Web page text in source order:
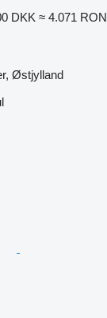
DKK ≈ 4.071 RON
Østjylland